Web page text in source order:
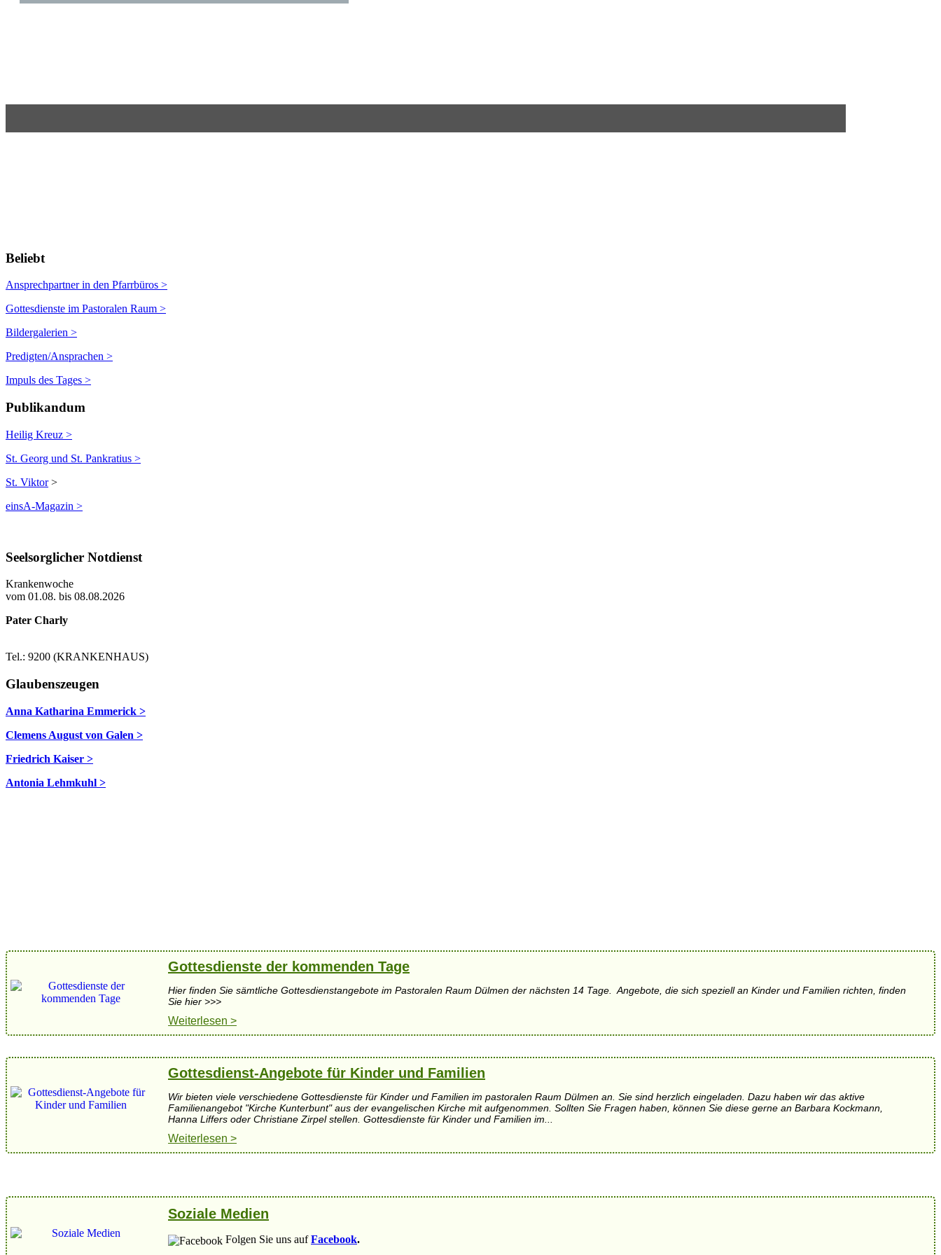
Beliebt
Ansprechpartner in den Pfarrbüros >
Gottesdienste im Pastoralen Raum >
Bildergalerien >
Predigten/Ansprachen >
Impuls des Tages >
Publikandum
Heilig Kreuz >
St. Georg und St. Pankratius >
St. Viktor>
einsA-Magazin >
Seelsorglicher Notdienst
Krankenwoche
vom 01.08. bis 08.08.2026
Pater Charly
Tel.: 9200 (KRANKENHAUS)
Glaubenszeugen
Anna Katharina Emmerick >
Clemens August von Galen >
Friedrich Kaiser >
Antonia Lehmkuhl >
Gottesdienste der kommenden Tage
Hier finden Sie sämtliche Gottesdienstangebote im Pastoralen Raum Dülmen der nächsten 14 Tage. Angebote, die sich speziell an Kinder und Familien richten, finden
Sie hier >>>
Weiterlesen >
Gottesdienst-Angebote für Kinder und Familien
Wir bieten viele verschiedene Gottesdienste für Kinder und Familien im pastoralen Raum Dülmen an. Sie sind herzlich eingeladen. Dazu haben wir das aktive
Familienangebot "Kirche Kunterbunt" aus der evangelischen Kirche mit aufgenommen. Sollten Sie Fragen haben, können Sie diese gerne an Barbara Kockmann,
Hanna Liffers oder Christiane Zirpel stellen. Gottesdienste für Kinder und Familien im...
Weiterlesen >
Soziale Medien
Folgen Sie uns aufFacebook.